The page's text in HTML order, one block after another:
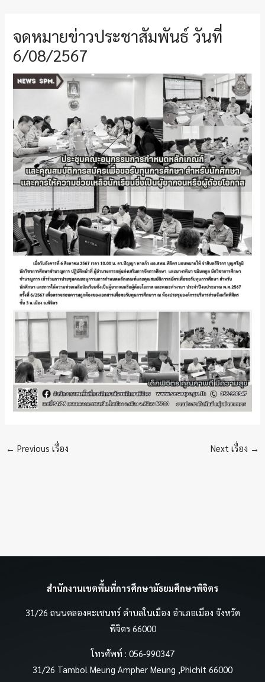
จดหมายข่าวประชาสัมพันธ์ วันที่
6/08/2567
← Previous เรื่อง Next เรื่อง →
สำนักงานเขตพื้นที่การศึกษามัธยมศึกษาพิจิตร
31/26 ถนนคลองคะเชนทร์ ตำบลในเมือง อำเภอเมือง จังหวัด
พิจิตร 66000
โทรศัพท์ : 056-990347
31/26 Tambol Meung Ampher Meung ,Phichit 66000